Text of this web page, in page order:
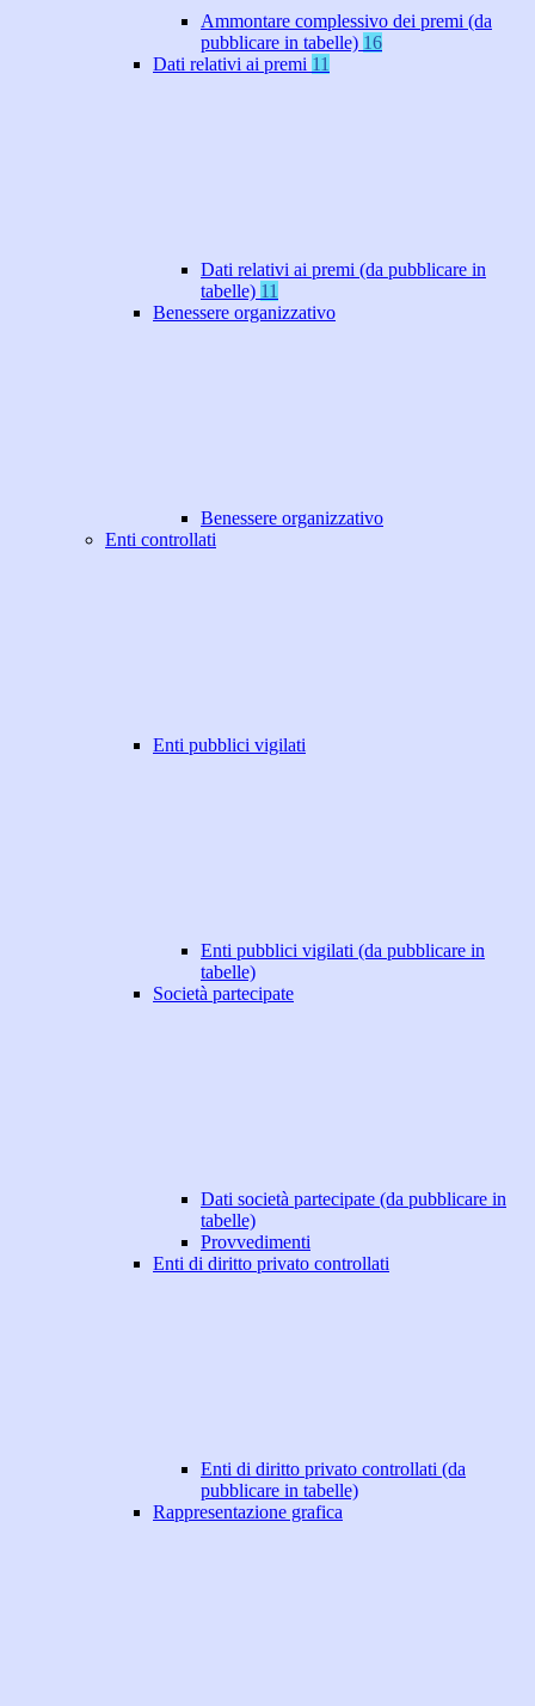
Ammontare complessivo dei premi (da
pubblicare in tabelle) 16
Dati relativi ai premi 11
Dati relativi ai premi (da pubblicare in
tabelle) 11
Benessere organizzativo
Benessere organizzativo
Enti controllati
Enti pubblici vigilati
Enti pubblici vigilati (da pubblicare in
tabelle)
Società partecipate
Dati società partecipate (da pubblicare in
tabelle)
Provvedimenti
Enti di diritto privato controllati
Enti di diritto privato controllati (da
pubblicare in tabelle)
Rappresentazione grafica